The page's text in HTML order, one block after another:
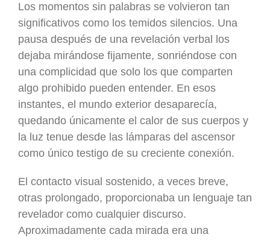
Los momentos sin palabras se volvieron tan
significativos como los temidos silencios. Una
pausa después de una revelación verbal los
dejaba mirándose fijamente, sonriéndose con
una complicidad que solo los que comparten
algo prohibido pueden entender. En esos
instantes, el mundo exterior desaparecía,
quedando únicamente el calor de sus cuerpos y
la luz tenue desde las lámparas del ascensor
como único testigo de su creciente conexión.
El contacto visual sostenido, a veces breve,
otras prolongado, proporcionaba un lenguaje tan
revelador como cualquier discurso.
Aproximadamente cada mirada era una